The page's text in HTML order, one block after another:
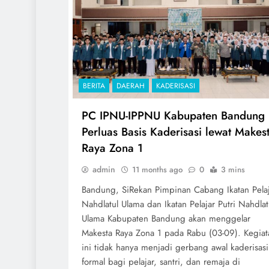
BERITA DAERAH KADERISASI
PC IPNU-IPPNU Kabupaten Bandung
Perluas Basis Kaderisasi lewat
Raya Zona 1
admin 11 months ago 0 3 mins
Bandung, SiRekan Pimpinan Cabang Ikatan
Nahdlatul Ulama dan Ikatan Pelajar Putri
Ulama Kabupaten Bandung akan menggelar
Makesta Raya Zona 1 pada Rabu (03-09).
ini tidak hanya menjadi gerbang awal kaderisasi
formal bagi pelajar, santri, dan remaja di